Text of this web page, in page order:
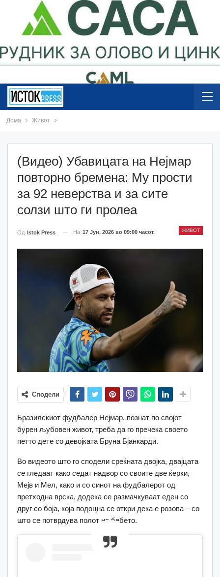
Дома Живот
(Видео) Убавицата на Нејмар
повторно бремена: Му прости
за 92 неверства и за сите
солзи што ги пролеа
ЖИВОТ
Од Istok Press На 17 Јун, 2026 во 09:00 часот.
Сподели
Бразилскиот фудбалер Нејмар, познат по својот
бурен љубовен живот, треба да го пречека своето
петто дете со девојката Бруна Бјанкарди.
Во видеото што го сподели среќната двојка, двајцата
се гледаат како седат надвор со своите две ќерки,
Мејв и Мел, како и со синот на фудбалерот од
претходна врска, додека се размачкуваат еден со
друг со боја, која подоцна се откри дека е розова – со
што се потврдува полот на бебето.